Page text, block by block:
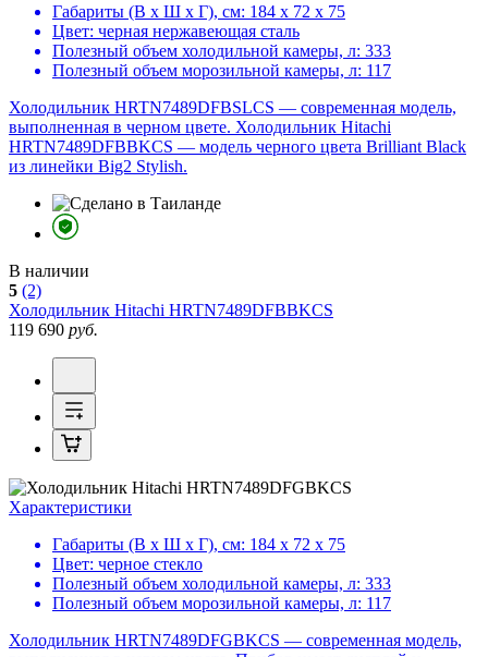
Габариты (В х Ш х Г), см: 184 х 72 х 75
Цвет: черная нержавеющая сталь
Полезный объем холодильной камеры, л: 333
Полезный объем морозильной камеры, л: 117
Холодильник HRTN7489DFBSLCS — современная модель,
выполненная в черном цвете. Холодильник Hitachi
HRTN7489DFBBKCS — модель черного цвета Brilliant Black
из линейки Big2 Stylish.
В наличии
5 (2)
Холодильник Hitachi HRTN7489DFBBKCS
119 690 руб.
Характеристики
Габариты (В х Ш х Г), см: 184 х 72 х 75
Цвет: черное стекло
Полезный объем холодильной камеры, л: 333
Полезный объем морозильной камеры, л: 117
Холодильник HRTN7489DFGBKCS — современная модель,